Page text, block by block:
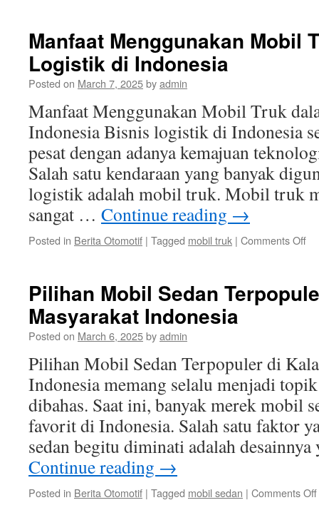
dalam
Manfaat Menggunakan Mobil
Logistik di Indonesia
Posted on March 7, 2025byadmin
Manfaat Menggunakan Mobil Truk
Indonesia Bisnis logistik di Indonesia
pesat dengan adanya kemajuan
Salah satu kendaraan yang banyak
logistik adalah mobil truk. Mobil truk
sangat … Continue reading →
Posted in Berita Otomotif | Tagged mobil truk | Comments Offon
Pilihan Mobil Sedan
Masyarakat Indonesia
Posted on March 6, 2025byadmin
Pilihan Mobil Sedan Terpopuler di
Indonesia memang selalu menjadi
dibahas. Saat ini, banyak merek mobil
favorit di Indonesia. Salah satu faktor
sedan begitu diminati adalah
Continue reading →
Posted in Berita Otomotif | Tagged mobil sedan | Comments Off